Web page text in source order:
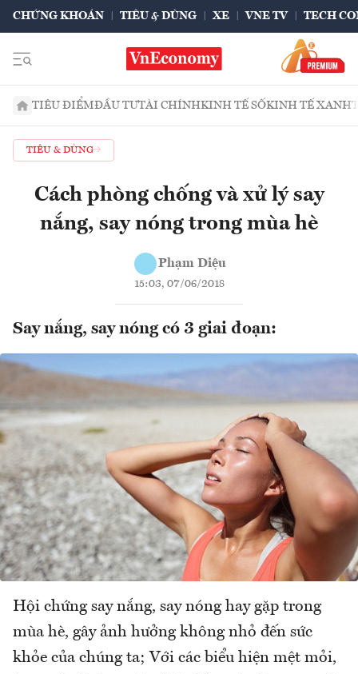
CHỨNG KHOÁN TIÊU & DÙNG XE VNE TV TECH
TIÊU ĐIỂMĐẦU TƯTÀI CHÍNHKINH TẾ SỐKINH TẾ XANH
TIÊU & DÙNG
Cách phòng chống và xử lý say
nắng, say nóng trong mùa hè
Phạm Diệu
15:03, 07/06/2018
Say nắng, say nóng có 3 giai đoạn:
Hội chứng say nắng, say nóng hay gặp trong
mùa hè, gây ảnh hưởng không nhỏ đến sức
khỏe của chúng ta; Với các biểu hiện mệt mỏi,